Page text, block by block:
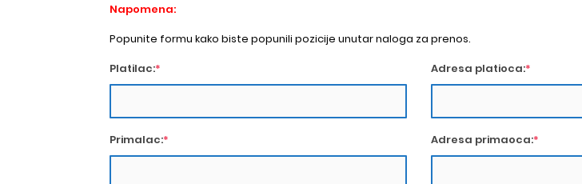
Napomena:
Popunite formu kako biste popunili pozicije unutar naloga za prenos.
Platilac:* Adresa platioca:*
Primalac:* Adresa primaoca:*